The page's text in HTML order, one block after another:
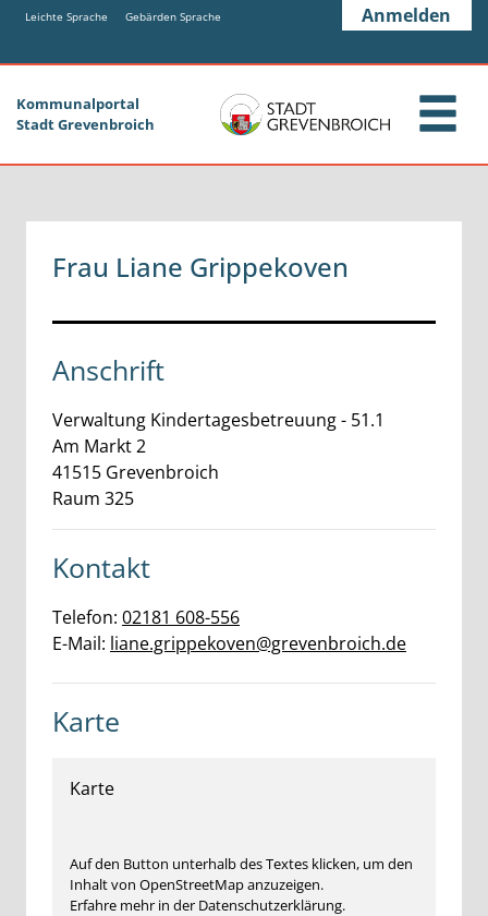
Zum Hauptinhalt springen
Zum Header
Zum Hauptinhalt
Zum Footer
Leichte Sprache Gebärden Sprache Anmelden
Kommunalportal
Stadt Grevenbroich
Frau Liane Grippekoven
Anschrift
Verwaltung Kindertagesbetreuung - 51.1
Am Markt2
41515 Grevenbroich
Raum 325
Kontakt
Telefon: 02181 608-556
E-Mail: liane.grippekoven@grevenbroich.de
Karte
Karte
Auf den Button unterhalb des Textes klicken, um den
Inhalt von OpenStreetMap anzuzeigen.
Erfahre mehr in der Datenschutzerklärung.